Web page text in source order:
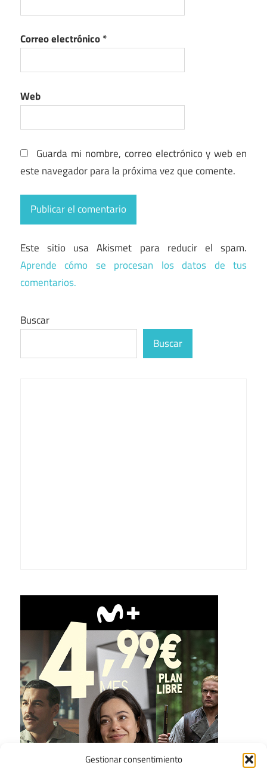
Gestionar consentimiento
Correo electrónico*
Web
Guarda mi nombre, correo electrónico y web en
este navegador para la próxima vez que comente.
Este sitio usa Akismet para reducir el spam.
Aprende cómo se procesan los datos de tus
comentarios.
Buscar
Buscar